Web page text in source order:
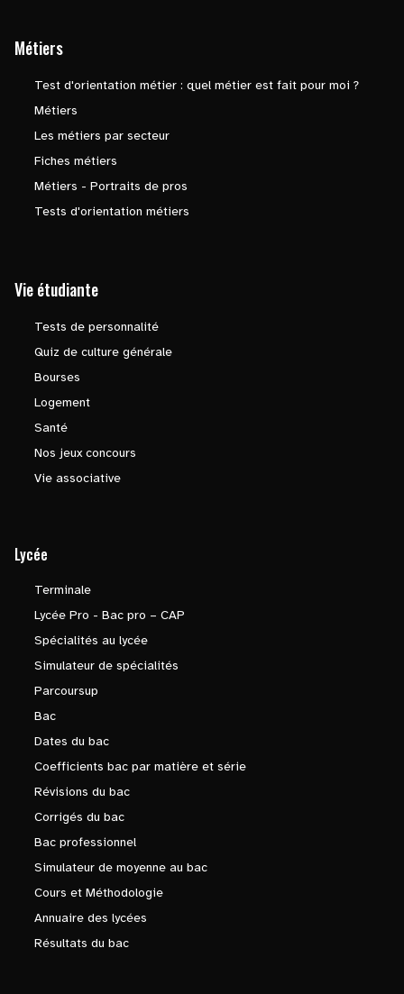
Métiers
Test d'orientation métier : quel métier est fait pour moi ?
Métiers
Les métiers par secteur
Fiches métiers
Métiers - Portraits de pros
Tests d'orientation métiers
Vie étudiante
Tests de personnalité
Quiz de culture générale
Bourses
Logement
Santé
Nos jeux concours
Vie associative
Lycée
Terminale
Lycée Pro - Bac pro – CAP
Spécialités au lycée
Simulateur de spécialités
Parcoursup
Bac
Dates du bac
Coefficients bac par matière et série
Révisions du bac
Corrigés du bac
Bac professionnel
Simulateur de moyenne au bac
Cours et Méthodologie
Annuaire des lycées
Résultats du bac